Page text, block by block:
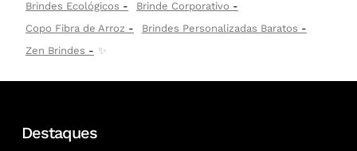
Brindes Ecológicos
Brinde Corporativo
Copo Fibra de Arroz
Brindes Personalizadas Baratos
Zen Brindes
✨
Destaques